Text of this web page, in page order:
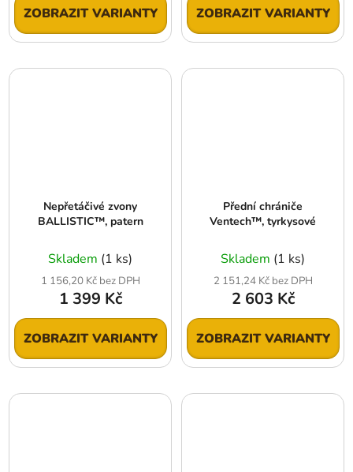
ZOBRAZIT VARIANTY ZOBRAZIT VARIANTY
Nepřetáčivé zvony
BALLISTIC™, patern
Skladem (1 ks)
1 156,20 Kč bez DPH
1 399 Kč
ZOBRAZIT VARIANTY
Přední chrániče
Ventech™, tyrkysové
Skladem (1 ks)
2 151,24 Kč bez DPH
2 603 Kč
ZOBRAZIT VARIANTY